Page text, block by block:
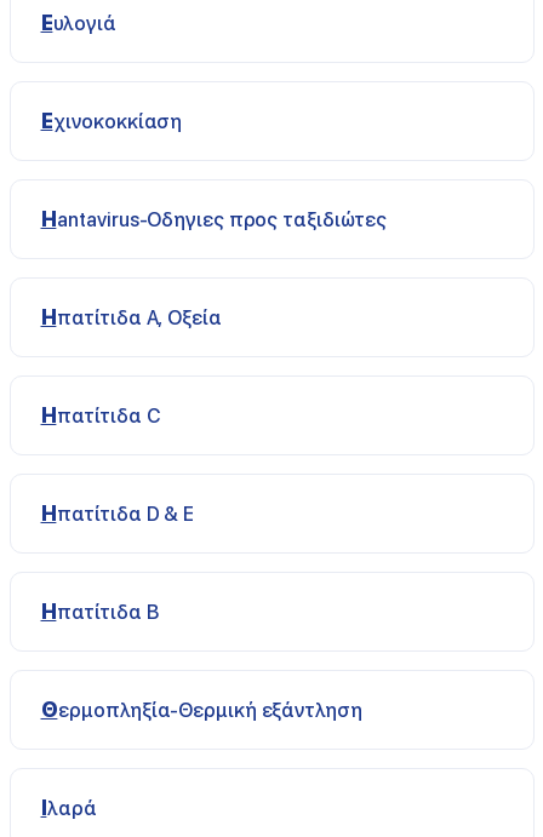
Ευλογιά
Εχινοκοκκίαση
Ηantavirus-Οδηγιες προς ταξιδιώτες
Ηπατίτιδα A, Οξεία
Ηπατίτιδα C
Ηπατίτιδα D & E
Ηπατίτιδα Β
Θερμοπληξία-Θερμική εξάντληση
Ιλαρά